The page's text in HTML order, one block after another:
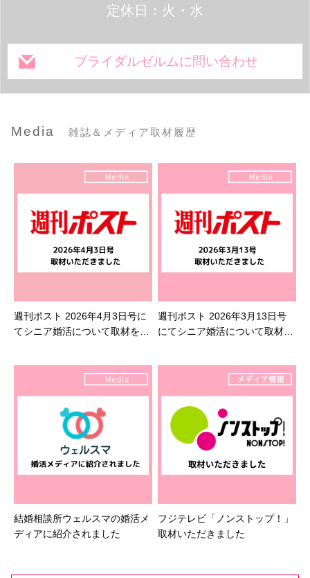
定休日：火・水
ブライダルゼルムに問い合わせ
Media 雑誌＆メディア取材履歴
週刊ポスト 2026年4月3日号に
てシニア婚活について取材を受
週刊ポスト 2026年3月13日号
にてシニア婚活について取材を
結婚相談所ウェルスマの婚活メ
ディアに紹介されました
フジテレビ「ノンストップ！」
取材いただきました